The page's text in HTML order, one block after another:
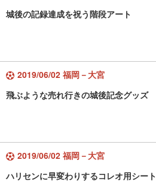
城後の記録達成を祝う階段アート
2019/06/02 福岡－大宮
飛ぶような売れ行きの城後記念グッズ
2019/06/02 福岡－大宮
ハリセンに早変わりするコレオ用シート